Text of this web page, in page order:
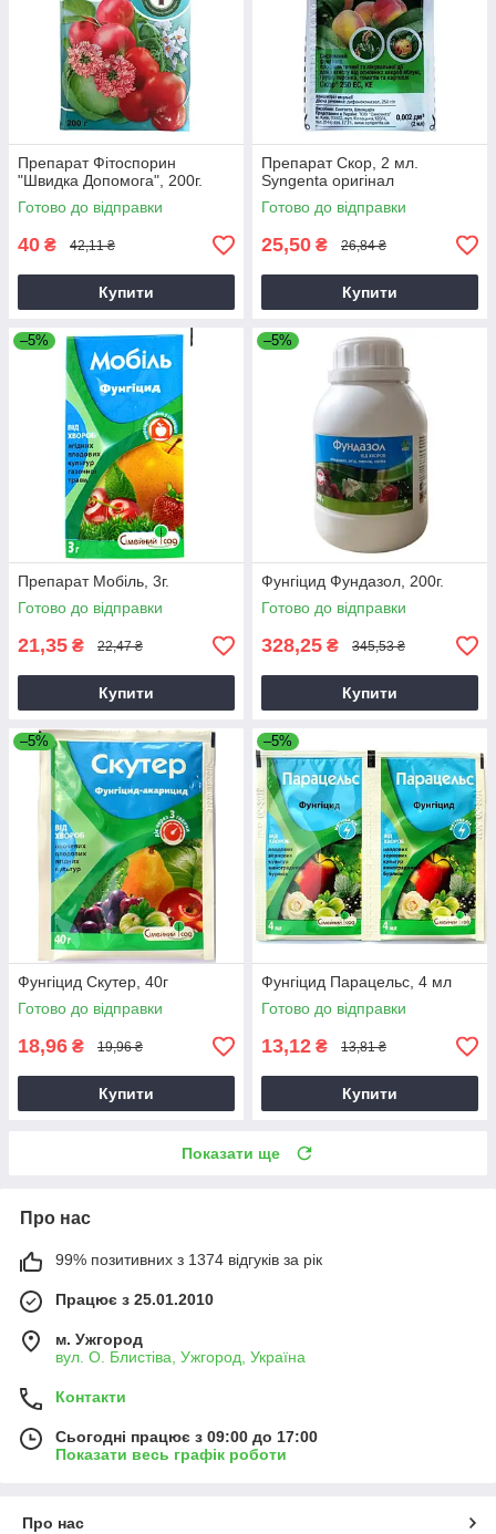
Препарат Фітоспорин
"Швидка Допомога", 200г.
Готово до відправки
40 ₴ 42,11 ₴
Купити
Препарат Скор, 2 мл.
Syngenta оригінал
Готово до відправки
25,50 ₴ 26,84 ₴
Купити
–5%
Препарат Мобіль, 3г.
Готово до відправки
21,35 ₴ 22,47 ₴
Купити
–5%
Фунгіцид Фундазол, 200г.
Готово до відправки
328,25 ₴ 345,53 ₴
Купити
–5%
Фунгіцид Скутер, 40г
Готово до відправки
18,96 ₴ 19,96 ₴
Купити
–5%
Фунгіцид Парацельс, 4 мл
Готово до відправки
13,12 ₴ 13,81 ₴
Купити
Показати ще
Про нас
99% позитивних з 1374 відгуків за рік
Працює з 25.01.2010
м. Ужгород
вул. О. Блистіва, Ужгород, Україна
Контакти
Сьогодні працює з 09:00 до 17:00
Показати весь графік роботи
Про нас